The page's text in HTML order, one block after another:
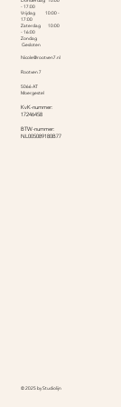
- 17:00
Vrijdag 10:00 -
17:00
Zaterdag 10:00
- 16:00
Zondag
Gesloten
Nicole@rootven7.nl
Rootven 7
5066 AT
Moergestel
KvK-nummer:
17246458
BTW-nummer:
NL005089180B77
© 2025 by Studiolijn